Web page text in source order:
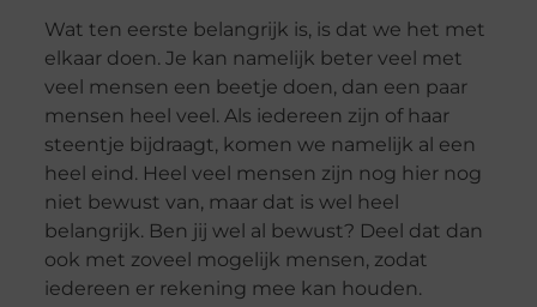
Wat ten eerste belangrijk is, is dat we het met
elkaar doen. Je kan namelijk beter veel met
veel mensen een beetje doen, dan een paar
mensen heel veel. Als iedereen zijn of haar
steentje bijdraagt, komen we namelijk al een
heel eind. Heel veel mensen zijn nog hier nog
niet bewust van, maar dat is wel heel
belangrijk. Ben jij wel al bewust? Deel dat dan
ook met zoveel mogelijk mensen, zodat
iedereen er rekening mee kan houden.